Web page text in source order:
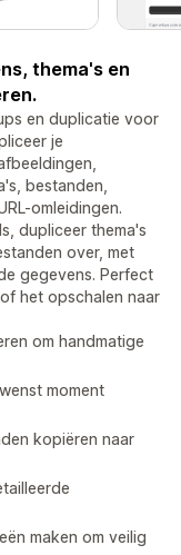
thema's en
en duplicatie voor
je
bestanden,
omleidingen.
dupliceer thema's
over, met
gegevens. Perfect
het opschalen naar
om handmatige
moment
kopiëren naar
maken om veilig